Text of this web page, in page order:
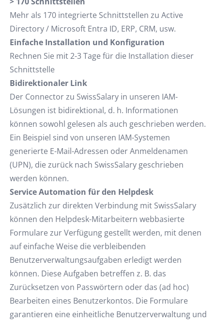
Mehr als 170 integrierte Schnittstellen zu Active
Directory / Microsoft Entra ID, ERP, CRM, usw.
Einfache Installation und Konfiguration
Rechnen Sie mit 2-3 Tage für die Installation dieser
Schnittstelle
Bidirektionaler Link
Der Connector zu SwissSalary in unseren IAM-
Lösungen ist bidirektional, d. h. Informationen
können sowohl gelesen als auch geschrieben werden.
Ein Beispiel sind von unseren IAM-Systemen
generierte E-Mail-Adressen oder Anmeldenamen
(UPN), die zurück nach SwissSalary geschrieben
werden können.
Service Automation für den Helpdesk
Zusätzlich zur direkten Verbindung mit SwissSalary
können den Helpdesk-Mitarbeitern webbasierte
Formulare zur Verfügung gestellt werden, mit denen
auf einfache Weise die verbleibenden
Benutzerverwaltungsaufgaben erledigt werden
können. Diese Aufgaben betreffen z. B. das
Zurücksetzen von Passwörtern oder das (ad hoc)
Bearbeiten eines Benutzerkontos. Die Formulare
garantieren eine einheitliche Benutzerverwaltung und